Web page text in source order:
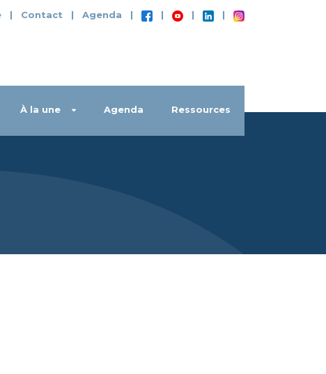
| Contact | Agenda | | | |
À la une Agenda Ressources